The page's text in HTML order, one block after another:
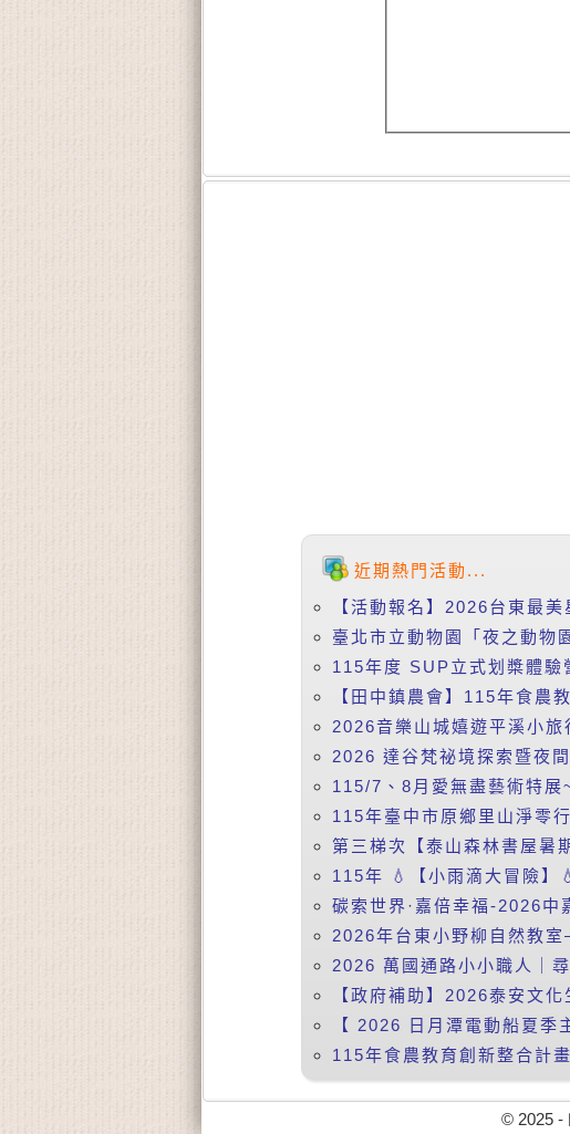
近期熱門活動...
【活動報名】2026台東最
臺北市立動物園「夜之動物
115年度 SUP立式划槳體驗
【田中鎮農會】115年食農
2026音樂山城嬉遊平溪小旅
2026 達谷梵祕境探索暨夜
115/7、8月愛無盡藝術特
115年臺中市原鄉里山淨零
第三梯次【泰山森林書屋暑
115年 💧【小雨滴大冒險】
碳索世界·嘉倍幸福-2026中
2026年台東小野柳自然教
2026 萬國通路小小職人｜
【政府補助】2026泰安文
【 2026 日月潭電動船夏
115年食農教育創新整合計
© 2025 -